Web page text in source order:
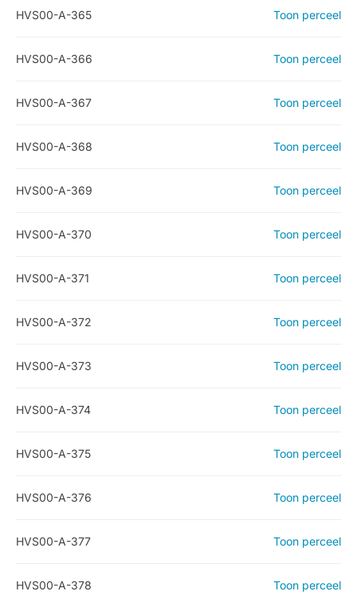
HVS00-A-365 Toon perceel
HVS00-A-366 Toon perceel
HVS00-A-367 Toon perceel
HVS00-A-368 Toon perceel
HVS00-A-369 Toon perceel
HVS00-A-370 Toon perceel
HVS00-A-371 Toon perceel
HVS00-A-372 Toon perceel
HVS00-A-373 Toon perceel
HVS00-A-374 Toon perceel
HVS00-A-375 Toon perceel
HVS00-A-376 Toon perceel
HVS00-A-377 Toon perceel
HVS00-A-378 Toon perceel